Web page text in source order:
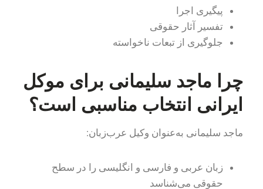
پیگیری اجرا
تفسیر آثار حقوقی
جلوگیری از تبعات ناخواسته
چرا ماجد سلیمانی برای موکل
ایرانی انتخاب مناسبی است؟
ماجد سلیمانی به‌عنوان وکیل عرب‌زبان:
زبان عربی و فارسی و انگلیسی را در سطح
حقوقی می‌شناسد